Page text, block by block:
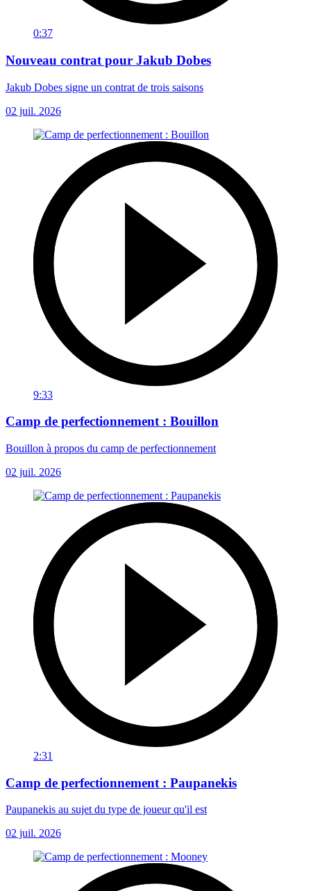
0:37
Nouveau contrat pour Jakub Dobes
Jakub Dobes signe un contrat de trois saisons
02 juil. 2026
9:33
Camp de perfectionnement : Bouillon
Bouillon à propos du camp de perfectionnement
02 juil. 2026
2:31
Camp de perfectionnement : Paupanekis
Paupanekis au sujet du type de joueur qu'il est
02 juil. 2026